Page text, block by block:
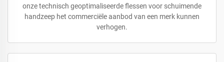
onze technisch geoptimaliseerde flessen voor schuimende
handzeep het commerciële aanbod van een merk kunnen
verhogen.